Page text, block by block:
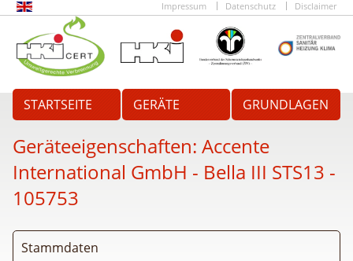
Impressum Datenschutz Disclaimer
STARTSEITE GERÄTE GRUNDLAGEN
Geräteeigenschaften: Accente
International GmbH - Bella III STS13 -
105753
Stammdaten